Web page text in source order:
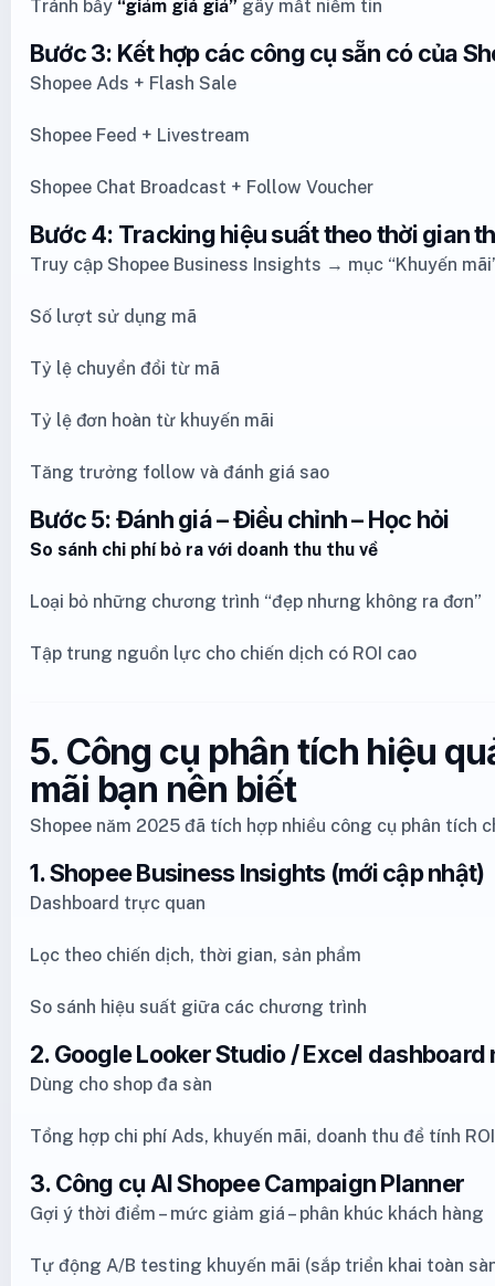
Tránh bẫy “giảm giá giả” gây mất niềm tin
Bước 3: Kết hợp các công cụ sẵn có của
Shopee Ads + Flash Sale
Shopee Feed + Livestream
Shopee Chat Broadcast + Follow Voucher
Bước 4: Tracking hiệu suất theo thời gian
Truy cập Shopee Business Insights → mục “Khuyến
Số lượt sử dụng mã
Tỷ lệ chuyển đổi từ mã
Tỷ lệ đơn hoàn từ khuyến mãi
Tăng trưởng follow và đánh giá sao
Bước 5: Đánh giá – Điều chỉnh – Học hỏi
So sánh chi phí bỏ ra với doanh thu thu về
Loại bỏ những chương trình “đẹp nhưng không ra đơn”
Tập trung nguồn lực cho chiến dịch có ROI cao
5. Công cụ phân tích hiệu
mãi bạn nên biết
Shopee năm 2025 đã tích hợp nhiều công cụ phân tích
1. Shopee Business Insights (mới cập nhật)
Dashboard trực quan
Lọc theo chiến dịch, thời gian, sản phẩm
So sánh hiệu suất giữa các chương trình
2. Google Looker Studio / Excel dashboard
Dùng cho shop đa sàn
Tổng hợp chi phí Ads, khuyến mãi, doanh thu để tính
3. Công cụ AI Shopee Campaign Planner
Gợi ý thời điểm – mức giảm giá – phân khúc khách hàng
Tự động A/B testing khuyến mãi (sắp triển khai toàn